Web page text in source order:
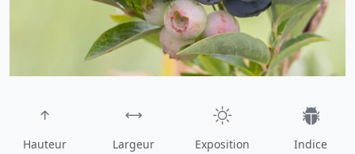
Hauteur Largeur Exposition
Indice